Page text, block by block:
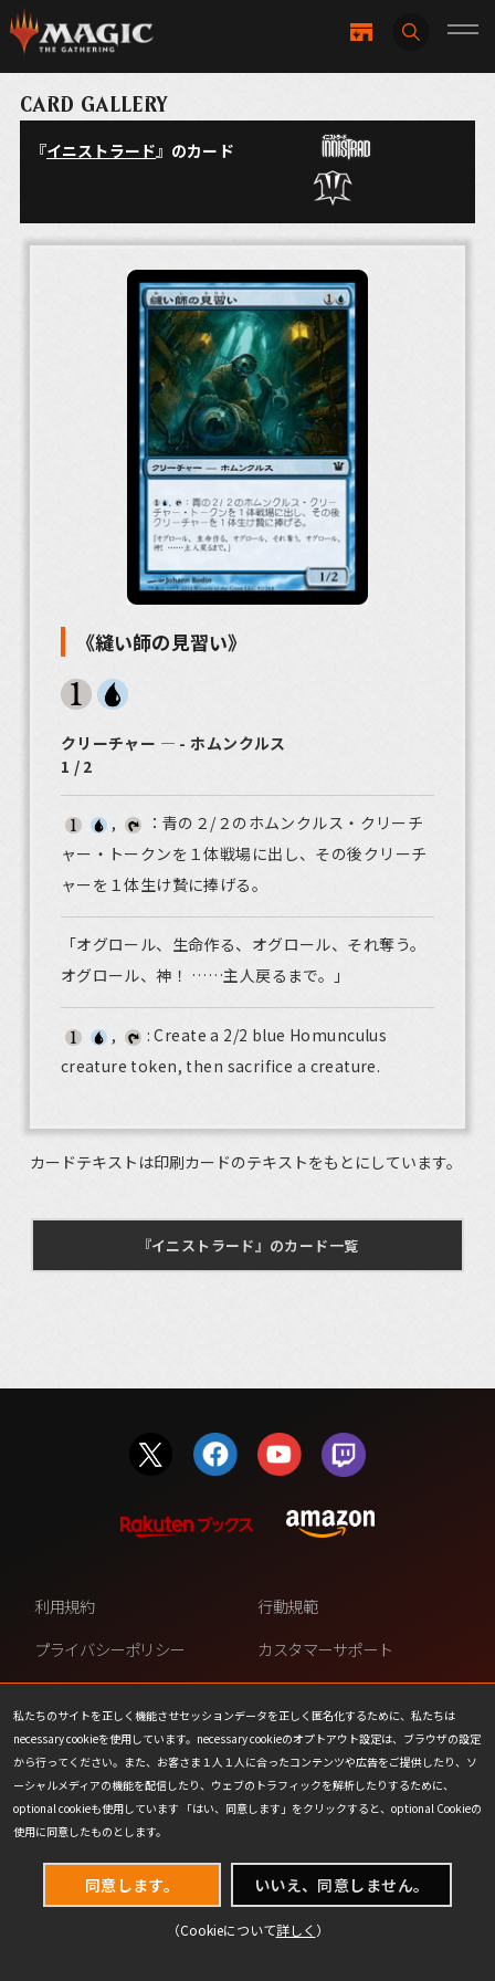
CARD GALLERY
『イニストラード』のカード
《縫い師の見習い》
クリーチャー ― - ホムンクルス
1 / 2
,
：青の２/２のホムンクルス・クリーチ
ャー・トークンを１体戦場に出し、その後クリーチ
ャーを１体生け贄に捧げる。
「オグロール、生命作る、オグロール、それ奪う。
オグロール、神！ ……主人戻るまで。」
,
: Create a 2/2 blue Homunculus
creature token, then sacrifice a creature.
カードテキストは印刷カードのテキストをもとにしています。
『イニストラード』のカード一覧
私たちのサイトを正しく機能させセッションデータを正しく匿名化するために、私たちは
necessary cookieを使用しています。necessary cookieのオプトアウト設定は、ブラウザの設定
から行ってください。また、お客さま１人１人に合ったコンテンツや広告をご提供したり、ソ
ーシャルメディアの機能を配信したり、ウェブのトラフィックを解析したりするために、
optional cookieも使用しています 「はい、同意します」をクリックすると、optional Cookieの
使用に同意したものとします。
同意します。 いいえ、同意しません。
（Cookieについて詳しく ）
利用規約
行動規範
プライバシーポリシー
カスタマーサポート
ファンコンテンツ・ポリシー
個人情報の販売や共有を許可し
ない
COOKIE
プレスリリース
会社情報
お問い合わせ